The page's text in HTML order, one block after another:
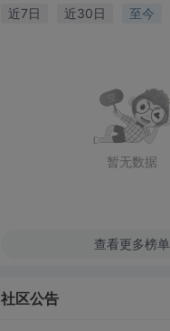
近7日 近30日 至今
暂无数据
查看更多榜单
社区公告